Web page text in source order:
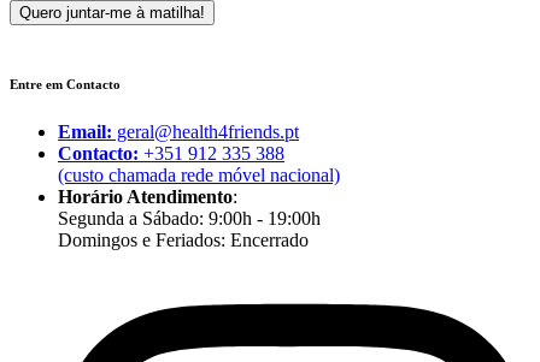
Entre em Contacto
Email: geral@health4friends.pt
Contacto: +351 912 335 388
(custo chamada rede móvel nacional)
Horário Atendimento:
Segunda a Sábado: 9:00h - 19:00h
Domingos e Feriados: Encerrado